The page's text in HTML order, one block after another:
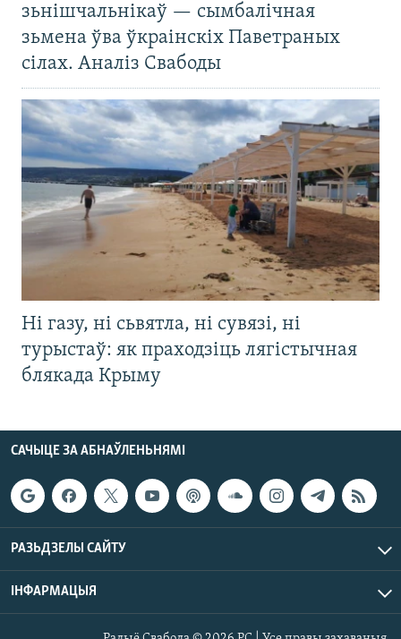
зьнішчальнікаў — сымбалічная
зьмена ўва ўкраінскіх Паветраных
сілах. Аналіз Свабоды
Ні газу, ні сьвятла, ні сувязі, ні
турыстаў: як праходзіць лягістычная
блякада Крыму
САЧЫЦЕ ЗА АБНАЎЛЕНЬНЯМІ
РАЗЬДЗЕЛЫ САЙТУ
ІНФАРМАЦЫЯ